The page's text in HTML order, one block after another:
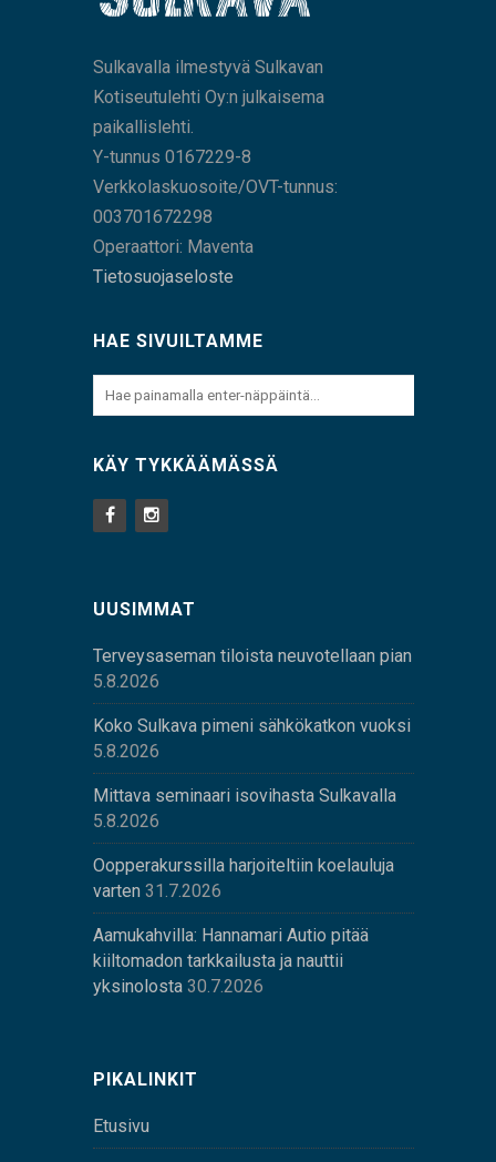
Sulkavalla ilmestyvä Sulkavan
Kotiseutulehti Oy:n julkaisema
paikallislehti.
Y-tunnus 0167229-8
Verkkolaskuosoite/OVT-tunnus:
003701672298
Operaattori: Maventa
Tietosuojaseloste
HAE SIVUILTAMME
KÄY TYKKÄÄMÄSSÄ
UUSIMMAT
Terveysaseman tiloista neuvotellaan pian
5.8.2026
Koko Sulkava pimeni sähkökatkon vuoksi
5.8.2026
Mittava seminaari isovihasta Sulkavalla
5.8.2026
Oopperakurssilla harjoiteltiin koelauluja
varten 31.7.2026
Aamukahvilla: Hannamari Autio pitää
kiiltomadon tarkkailusta ja nauttii
yksinolosta 30.7.2026
PIKALINKIT
Etusivu